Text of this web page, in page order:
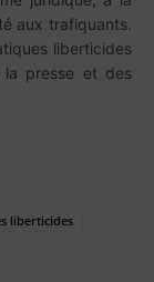
aux trafiquants.
liberticides
la presse et des
liberticides